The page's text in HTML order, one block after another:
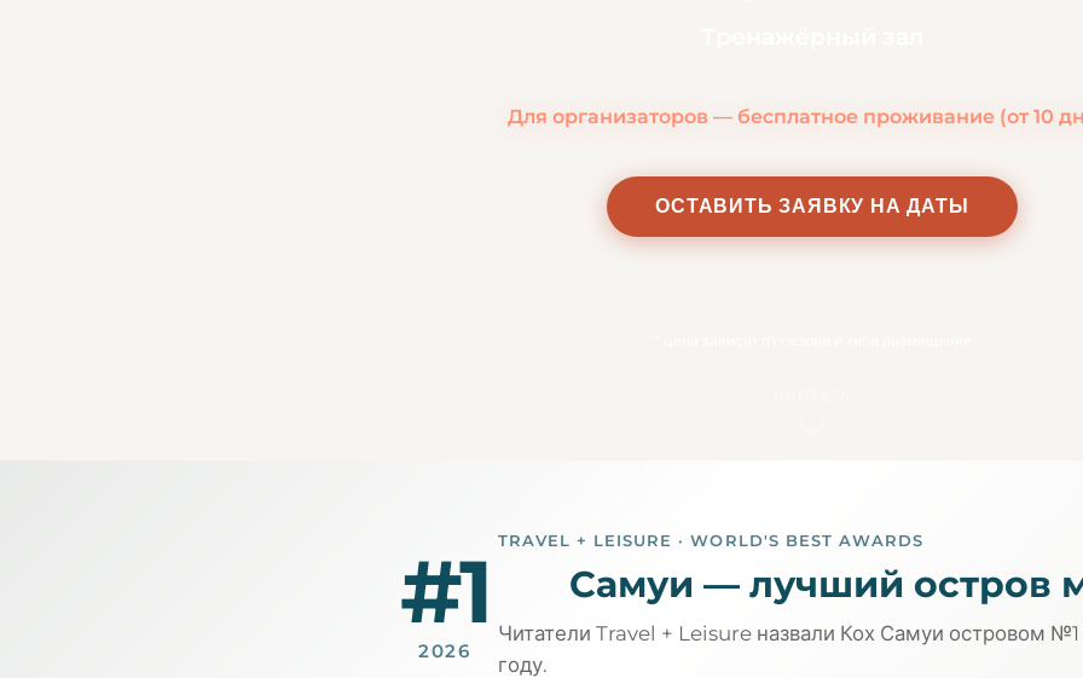
Для организаторов — бесплатное проживание (от 10
ОСТАВИТЬ ЗАЯВКУ НА ДАТЫ
#1
2026
TRAVEL + LEISURE · WORLD'S BEST AWARDS
Самуи — лучший остров
Читатели Travel + Leisure назвали Кох Самуи островом
году.